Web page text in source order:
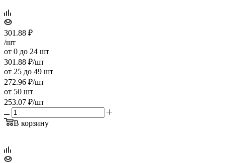
301.88 ₽
/шт
от 0 до 24 шт
301.88 ₽/шт
от 25 до 49 шт
272.96 ₽/шт
от 50 шт
253.07 ₽/шт
В корзину